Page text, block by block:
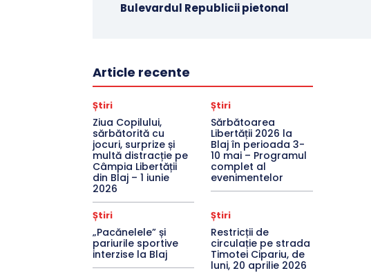
Bulevardul Republicii pietonal
Article recente
Știri
Ziua Copilului,
sărbătorită cu
jocuri, surprize și
multă distracție pe
Câmpia Libertății
din Blaj – 1 iunie
2026
Știri
Sărbătoarea
Libertății 2026 la
Blaj în perioada 3-
10 mai – Programul
complet al
evenimentelor
Știri
„Pacănelele” și
pariurile sportive
interzise la Blaj
Știri
Restricții de
circulație pe strada
Timotei Cipariu, de
luni, 20 aprilie 2026